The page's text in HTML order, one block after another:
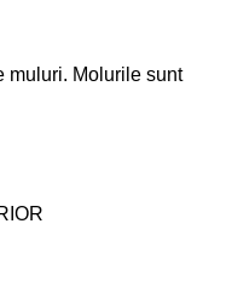
muluri. Molurile sunt